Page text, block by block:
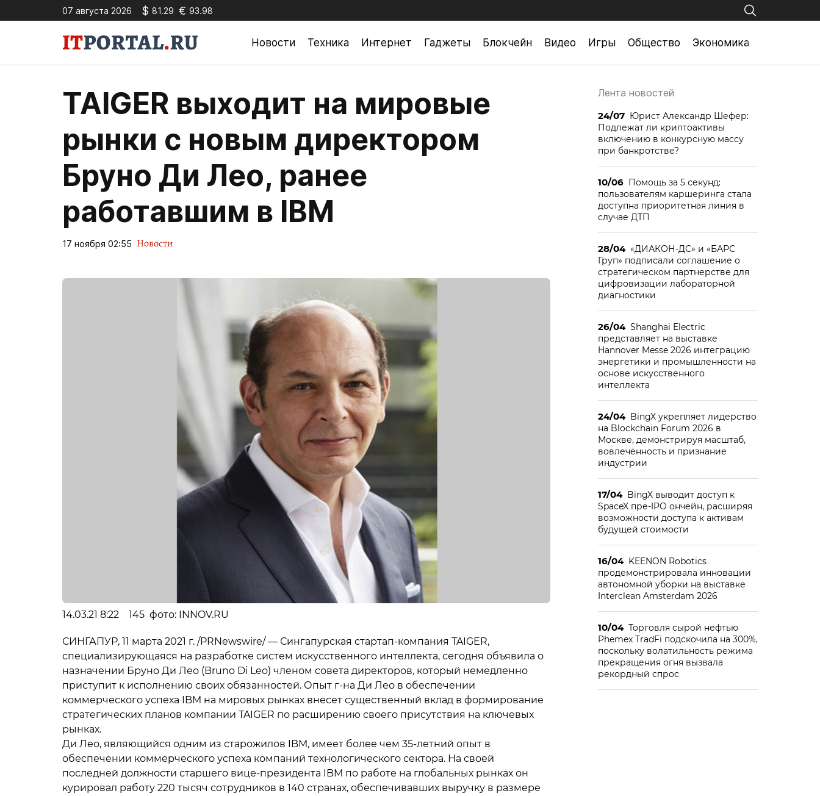
07 августа 2026 $ 81.29 € 93.98
Новости Техника Интернет Гаджеты Блокчейн Видео Игры Общество Экономика
TAIGER выходит на мировые
рынки с новым директором
Бруно Ди Лео, ранее
работавшим в IBM
17 ноября 02:55 Новости
14.03.21 8:22 145 фото: INNOV.RU
СИНГАПУР, 11 марта 2021 г. /PRNewswire/ — Сингапурская стартап-компания TAIGER,
специализирующаяся на разработке систем искусственного интеллекта, сегодня объявила о
назначении Бруно Ди Лео (Bruno Di Leo) членом совета директоров, который немедленно
приступит к исполнению своих обязанностей. Опыт г-на Ди Лео в обеспечении
коммерческого успеха IBM на мировых рынках внесет существенный вклад в формирование
стратегических планов компании TAIGER по расширению своего присутствия на ключевых
рынках.
Ди Лео, являющийся одним из старожилов IBM, имеет более чем 35-летний опыт в
обеспечении коммерческого успеха компаний технологического сектора. На своей
последней должности старшего вице-президента IBM по работе на глобальных рынках он
курировал работу 220 тысяч сотрудников в 140 странах, обеспечивавших выручку в размере
Лента новостей
24/07 Юрист Александр Шефер:
Подлежат ли криптоактивы
включению в конкурсную массу
при банкротстве?
10/06 Помощь за 5 секунд:
пользователям каршеринга стала
доступна приоритетная линия в
случае ДТП
28/04 «ДИАКОН-ДС» и «БАРС
Груп» подписали соглашение о
стратегическом партнерстве для
цифровизации лабораторной
диагностики
26/04 Shanghai Electric
представляет на выставке
Hannover Messe 2026 интеграцию
энергетики и промышленности на
основе искусственного
интеллекта
24/04 BingX укрепляет лидерство
на Blockchain Forum 2026 в
Москве, демонстрируя масштаб,
вовлечённость и признание
индустрии
17/04 BingX выводит доступ к
SpaceX пре-IPO ончейн, расширяя
возможности доступа к активам
будущей стоимости
16/04 KEENON Robotics
продемонстрировала инновации
автономной уборки на выставке
Interclean Amsterdam 2026
10/04 Торговля сырой нефтью
Phemex TradFi подскочила на 300%,
поскольку волатильность режима
прекращения огня вызвала
рекордный спрос